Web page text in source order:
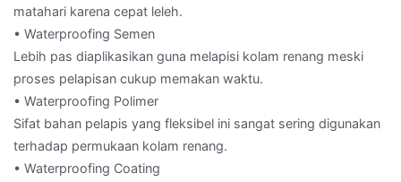
matahari karena cepat leleh.
• Waterproofing Semen
Lebih pas diaplikasikan guna melapisi kolam renang meski
proses pelapisan cukup memakan waktu.
• Waterproofing Polimer
Sifat bahan pelapis yang fleksibel ini sangat sering digunakan
terhadap permukaan kolam renang.
• Waterproofing Coating